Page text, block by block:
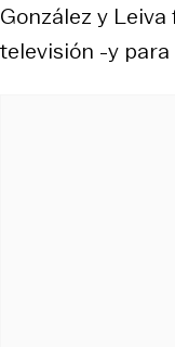
González y
televisión -y